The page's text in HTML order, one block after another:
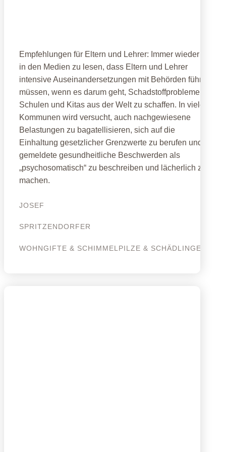
Empfehlungen für Eltern und Lehrer: Immer wieder ist
in den Medien zu lesen, dass Eltern und Lehrer
intensive Auseinandersetzungen mit Behörden führen
müssen, wenn es darum geht, Schadstoffprobleme an
Schulen und Kitas aus der Welt zu schaffen. In vielen
Kommunen wird versucht, auch nachgewiesene
Belastungen zu bagatellisieren, sich auf die
Einhaltung gesetzlicher Grenzwerte zu berufen und
gemeldete gesundheitliche Beschwerden als
„psychosomatisch“ zu beschreiben und lächerlich zu
machen.
JOSEF
SPRITZENDORFER
WOHNGIFTE & SCHIMMELPILZE & SCHÄDLINGE